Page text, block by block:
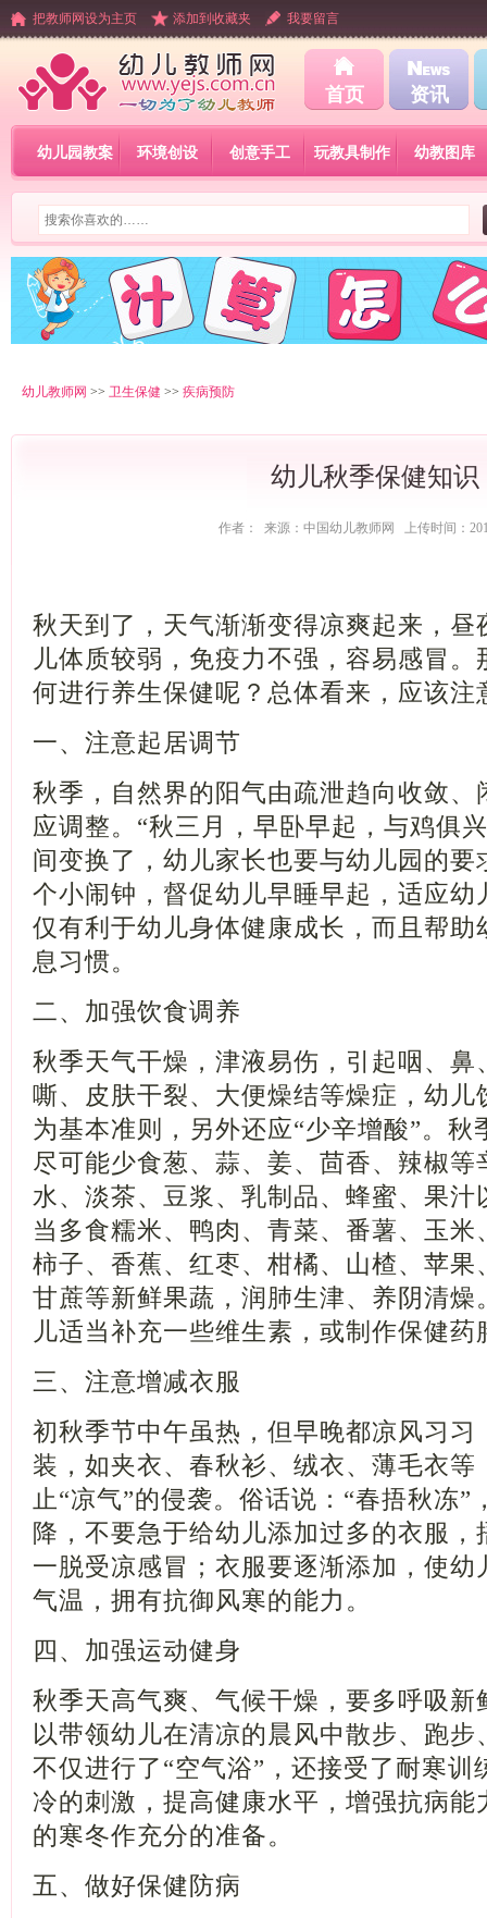
把教师网设为主页 添加到收藏夹 我要留言
首页 资讯
幼儿园教案 环境创设 创意手工 玩教具制作 幼教图库
幼儿教师网 >> 卫生保健 >> 疾病预防
幼儿秋季保健知识
作者： 来源：中国幼儿教师网 上传时间：
秋天到了，天气渐渐变得凉爽起来，昼
儿体质较弱，免疫力不强，容易感冒
何进行养生保健呢？总体看来，应该注
一、注意起居调节
秋季，自然界的阳气由疏泄趋向收敛、
应调整。“秋三月，早卧早起，与鸡俱
间变换了，幼儿家长也要与幼儿园的要
个小闹钟，督促幼儿早睡早起，适应幼
仅有利于幼儿身体健康成长，而且帮助
息习惯。
二、加强饮食调养
秋季天气干燥，津液易伤，引起咽、鼻
嘶、皮肤干裂、大便燥结等燥症，幼儿
为基本准则，另外还应“少辛增酸”。秋
尽可能少食葱、蒜、姜、茴香、辣椒等
水、淡茶、豆浆、乳制品、蜂蜜、果汁
当多食糯米、鸭肉、青菜、番薯、玉
柿子、香蕉、红枣、柑橘、山楂、苹果
甘蔗等新鲜果蔬，润肺生津、养阴清燥
儿适当补充一些维生素，或制作保健药
三、注意增减衣服
初秋季节中午虽热，但早晚都凉风习习
装，如夹衣、春秋衫、绒衣、薄毛衣等
止“凉气”的侵袭。俗话说：“春捂秋冻”
降，不要急于给幼儿添加过多的衣服，
一脱受凉感冒；衣服要逐渐添加，使幼
气温，拥有抗御风寒的能力。
四、加强运动健身
秋季天高气爽、气候干燥，要多呼吸新
以带领幼儿在清凉的晨风中散步、跑
不仅进行了“空气浴”，还接受了耐寒训
冷的刺激，提高健康水平，增强抗病能
的寒冬作充分的准备。
五、做好保健防病